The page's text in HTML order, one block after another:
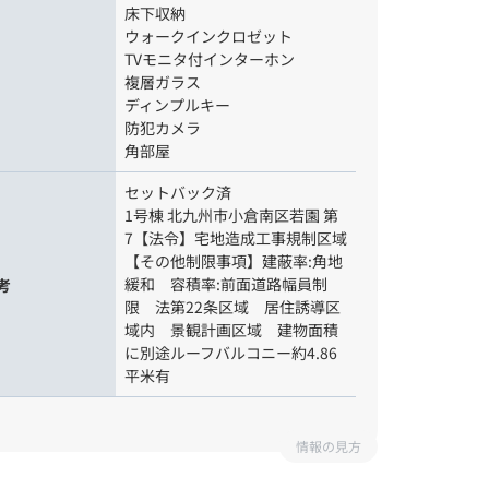
床下収納
ウォークインクロゼット
TVモニタ付インターホン
複層ガラス
ディンプルキー
防犯カメラ
角部屋
セットバック済
1号棟 北九州市小倉南区若園 第
7【法令】宅地造成工事規制区域
【その他制限事項】建蔽率:角地
緩和 容積率:前面道路幅員制
限 法第22条区域 居住誘導区
域内 景観計画区域 建物面積
に別途ルーフバルコニー約4.86
平米有
情報の見方